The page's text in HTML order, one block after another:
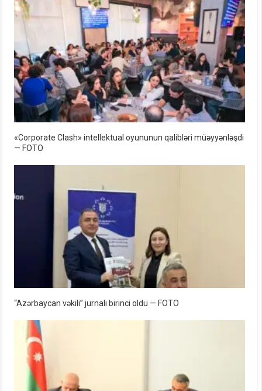
«Corporate Clash» intellektual oyununun qalibləri müəyyənləşdi
— FOTO
“Azərbaycan vəkili” jurnalı birinci oldu — FOTO